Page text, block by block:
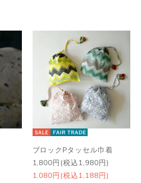
ブロックPタッセル巾着
1,800円(税込1,980円)
1,080円(税込1,188円)